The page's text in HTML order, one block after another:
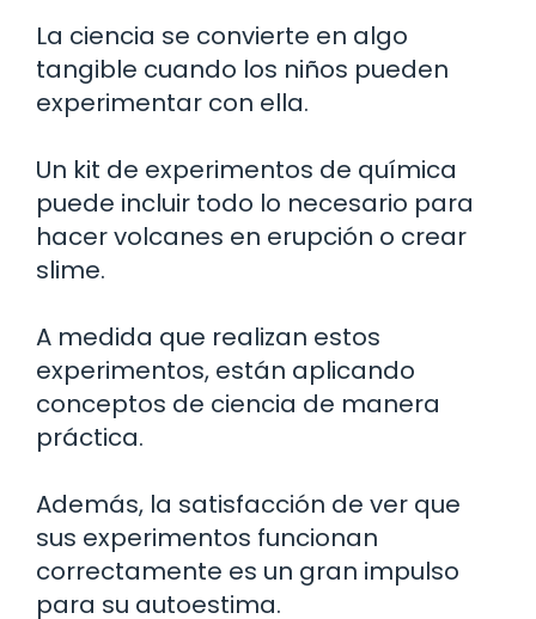
La ciencia se convierte en algo
tangible cuando los niños pueden
experimentar con ella.
Un kit de experimentos de química
puede incluir todo lo necesario para
hacer volcanes en erupción o crear
slime.
A medida que realizan estos
experimentos, están aplicando
conceptos de ciencia de manera
práctica.
Además, la satisfacción de ver que
sus experimentos funcionan
correctamente es un gran impulso
para su autoestima.